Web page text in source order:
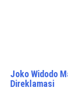
Joko Widodo
Direklamasi